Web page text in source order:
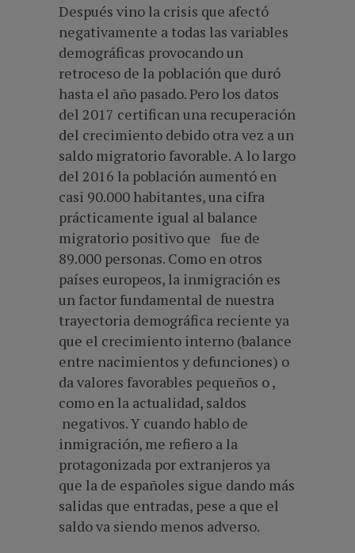
Después vino la crisis que afectó
negativamente a todas las variables
demográficas provocando un
retroceso de la población que duró
hasta el año pasado. Pero los datos
del 2017 certifican una recuperación
del crecimiento debido otra vez a un
saldo migratorio favorable. A lo largo
del 2016 la población aumentó en
casi 90.000 habitantes, una cifra
prácticamente igual al balance
migratorio positivo que fue de
89.000 personas. Como en otros
países europeos, la inmigración es
un factor fundamental de nuestra
trayectoria demográfica reciente ya
que el crecimiento interno (balance
entre nacimientos y defunciones) o
da valores favorables pequeños o ,
como en la actualidad, saldos
negativos. Y cuando hablo de
inmigración, me refiero a la
protagonizada por extranjeros ya
que la de españoles sigue dando más
salidas que entradas, pese a que el
saldo va siendo menos adverso.